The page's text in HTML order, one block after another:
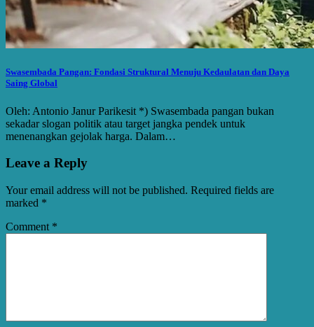
Swasembada Pangan: Fondasi Struktural Menuju Kedaulatan dan Daya
Saing Global
Oleh: Antonio Janur Parikesit *) Swasembada pangan bukan
sekadar slogan politik atau target jangka pendek untuk
menenangkan gejolak harga. Dalam…
Leave a Reply
Your email address will not be published. Required fields are
marked *
Comment *